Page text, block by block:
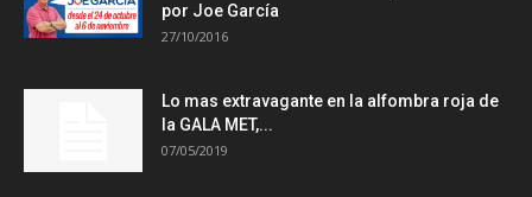
por Joe García
27/10/2016
Lo mas extravagante en la alfombra roja de
la GALA MET,...
07/05/2019